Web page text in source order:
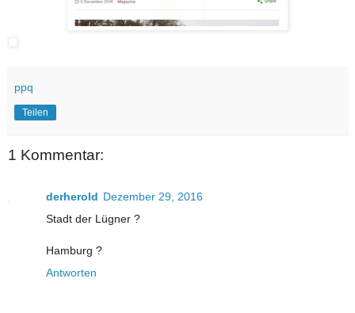
ppq
Teilen
1 Kommentar:
derherold Dezember 29, 2016
Stadt der Lügner ?
Hamburg ?
Antworten